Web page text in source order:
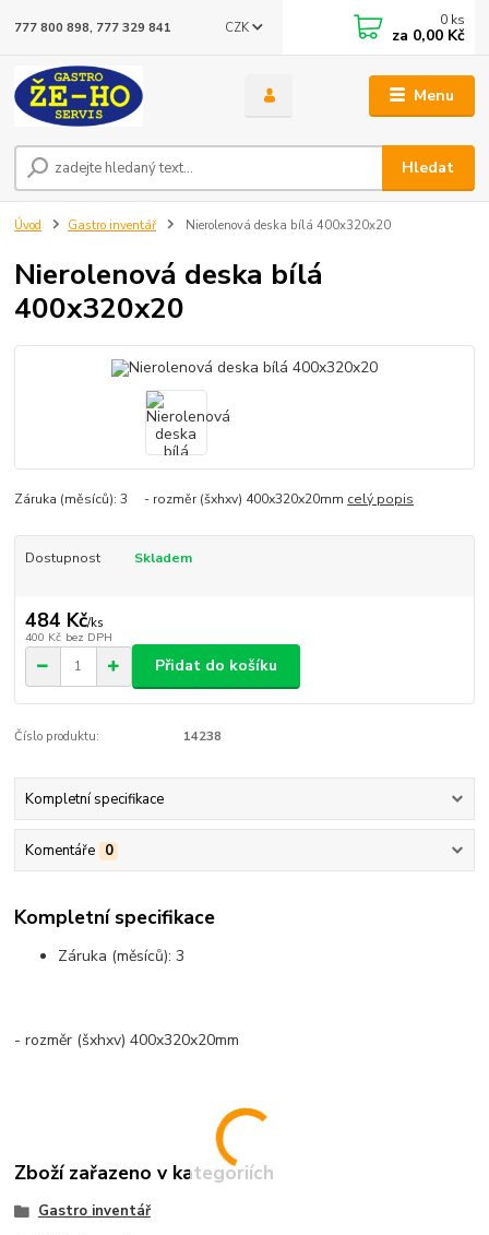
Menu
CZK
Hledat
777 800 898, 777 329 841 0 ks
za 0,00 Kč
Úvod Gastro inventář Nierolenová deska bílá 400x320x20
Nierolenová deska bílá
400x320x20
Záruka (měsíců): 3 - rozměr (šxhxv) 400x320x20mm celý popis
Dostupnost Skladem
484 Kč/ks
400 Kč bez DPH
Přidat do košíku
Číslo produktu: 14238
Kompletní specifikace
Komentáře 0
Kompletní specifikace
Záruka (měsíců): 3
- rozměr (šxhxv) 400x320x20mm
Zboží zařazeno v kategoriích
Gastro inventář